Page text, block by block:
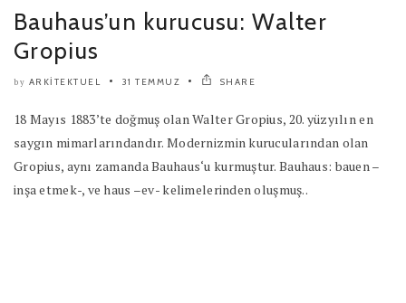
Bauhaus’un kurucusu: Walter
Gropius
by ARKITEKTUEL 31 TEMMUZ SHARE
18 Mayıs 1883’te doğmuş olan Walter Gropius, 20. yüzyılın en
saygın mimarlarındandır. Modernizmin kurucularından olan
Gropius, aynı zamanda Bauhaus‘u kurmuştur. Bauhaus: bauen –
inşa etmek-, ve haus –ev- kelimelerinden oluşmuş..